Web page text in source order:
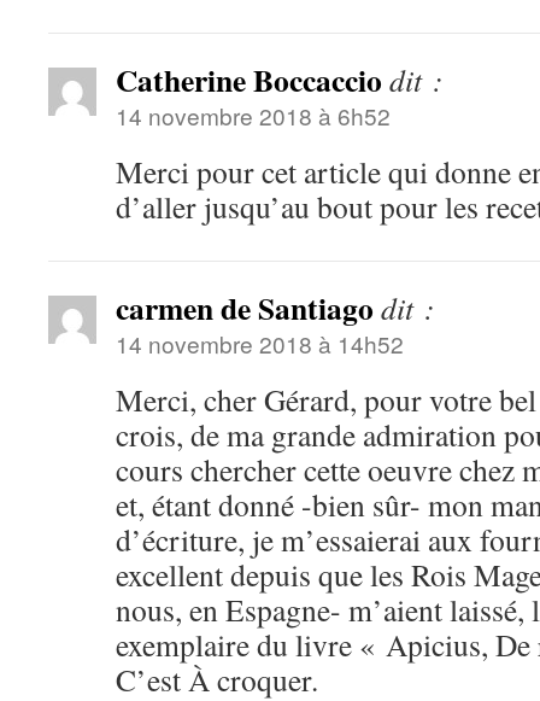
Catherine Boccaccio dit :
14 novembre 2018 à 6h52
Merci pour cet article qui donne
d’aller jusqu’au bout pour les
carmen de Santiago dit :
14 novembre 2018 à 14h52
Merci, cher Gérard, pour votre
crois, de ma grande admiration
cours chercher cette oeuvre
et, étant donné -bien sûr- mon
d’écriture, je m’essaierai aux
excellent depuis que les Rois
nous, en Espagne- m’aient laissé,
exemplaire du livre « Apicius,
C’est À croquer.